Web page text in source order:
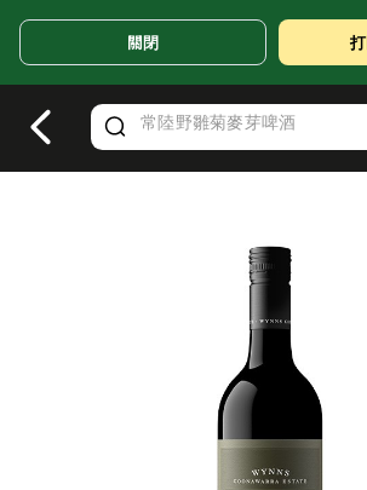
Valid Until 30 June 2026
關閉